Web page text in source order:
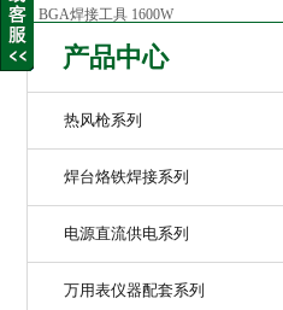
BGA焊接工具 1600W
产品中心
热风枪系列
焊台烙铁焊接系列
电源直流供电系列
万用表仪器配套系列